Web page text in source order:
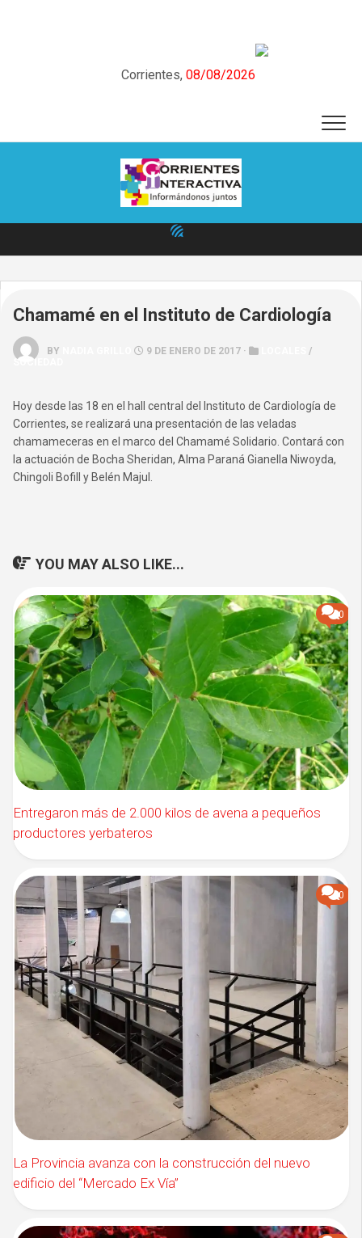
Corrientes, 08/08/2026
Chamamé en el Instituto de Cardiología
BY 9 DE ENERO DE 2017 ·
/
SOCIEDAD
Hoy desde las 18 en el hall central del Instituto de Cardiología de
Corrientes, se realizará una presentación de las veladas
chamameceras en el marco del Chamamé Solidario. Contará con
la actuación de Bocha Sheridan, Alma Paraná Gianella Niwoyda,
Chingoli Bofill y Belén Majul.
YOU MAY ALSO LIKE...
0
Entregaron más de 2.000 kilos de avena a pequeños
productores yerbateros
0
La Provincia avanza con la construcción del nuevo
edificio del “Mercado Ex Vía”